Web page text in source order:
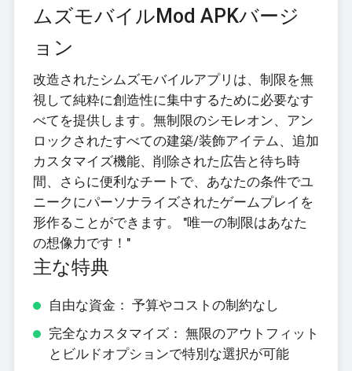
ムズモバイルMod APKバージ
ョン
改造されたシムズモバイルアプリは、制限を無
視して純粋に創造性に集中するために必要なす
べてを提供します。無制限のシモレオン、アン
ロックされたすべての建築/装飾アイテム、追加
カスタマイズ機能、削除された広告と待ち時
間、さらに便利なチートで、あなたの条件でユ
ニークにパーソナライズされたゲームプレイを
形作ることができます。 "唯一の制限はあなた
の想像力です！"
主な特典
自由な資金： 予算やコストの制約なし
完全なカスタマイズ： 無限のアウトフィット
とビルドオプションで特別な選択が可能